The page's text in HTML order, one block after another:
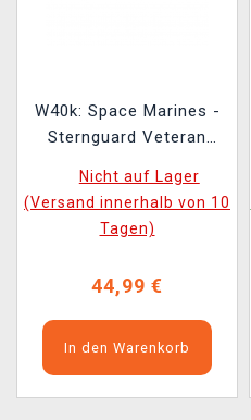
W40k: Space Marines -
Sternguard Veteran
Nicht auf Lager
(Versand innerhalb von 10
Tagen)
44,99 €
In den Warenkorb